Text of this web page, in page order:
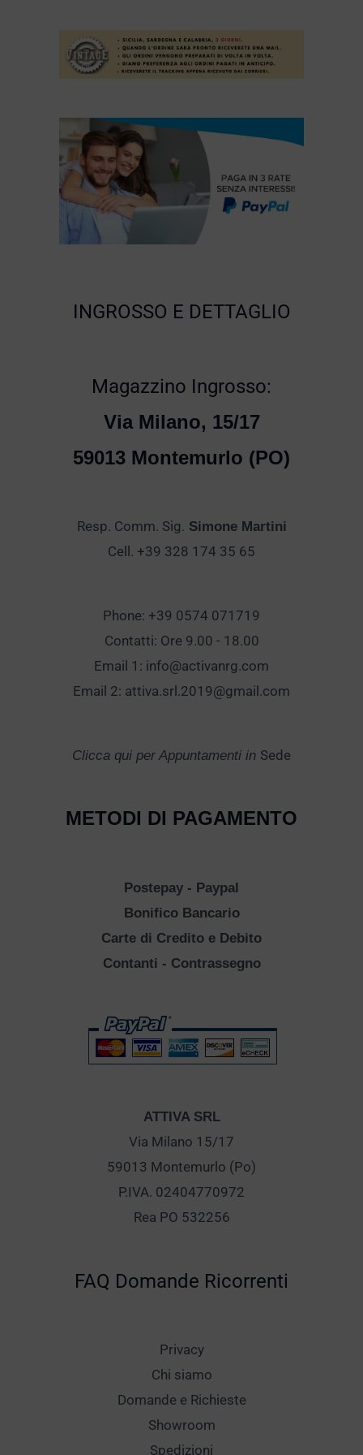
INGROSSO E DETTAGLIO
Magazzino Ingrosso:
Via Milano, 15/17
59013 Montemurlo (PO)
Resp. Comm. Sig. Simone Martini
Cell. +39 328 174 35 65
Phone: +39 0574 071719
Contatti: Ore 9.00 - 18.00
Email 1: info@activanrg.com
Email 2: attiva.srl.2019@gmail.com
Clicca qui per Appuntamenti in Sede
METODI DI PAGAMENTO
Postepay - Paypal
Bonifico Bancario
Carte di Credito e Debito
Contanti - Contrassegno
ATTIVA SRL
Via Milano 15/17
59013 Montemurlo (Po)
P.IVA. 02404770972
Rea PO 532256
FAQ Domande Ricorrenti
Privacy
Chi siamo
Domande e Richieste
Showroom
Spedizioni